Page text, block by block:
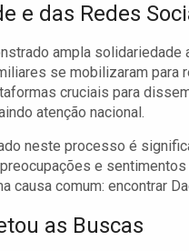
e das Redes
ampla
se mobilizaram
cruciais para
atenção nacional.
neste processo é
e
causa comum: encontrar
as Buscas